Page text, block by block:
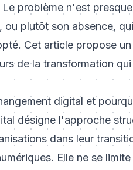
problème n'est
ou plutôt son absence,
Cet article propose
de la transformation
digital et
désigne l'approche
dans leur
Elle ne se